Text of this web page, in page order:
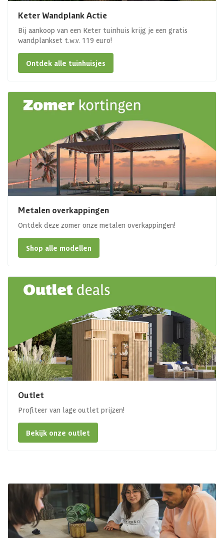
Keter Wandplank Actie
Bij aankoop van een Keter tuinhuis krijg je een gratis
wandplankset t.w.v. 119 euro!
Ontdek alle tuinhuisjes
Metalen overkappingen
Ontdek deze zomer onze metalen overkappingen!
Shop alle modellen
Outlet
Profiteer van lage outlet prijzen!
Bekijk onze outlet